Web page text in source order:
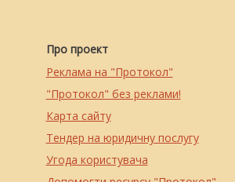
Про проект
Реклама на "Протокол"
"Протокол" без реклами!
Карта сайту
Тендер на юридичну послугу
Угода користувача